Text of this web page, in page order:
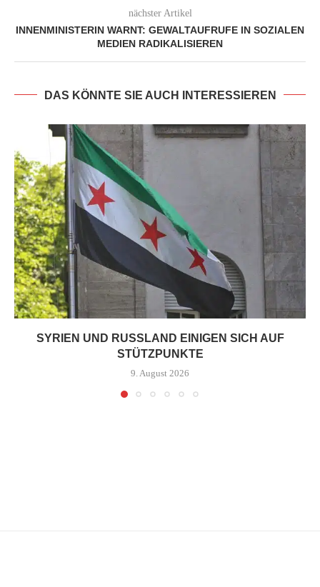
nächster Artikel
INNENMINISTERIN WARNT: GEWALTAUFRUFE IN SOZIALEN
MEDIEN RADIKALISIEREN
DAS KÖNNTE SIE AUCH INTERESSIEREN
SYRIEN UND RUSSLAND EINIGEN SICH AUF
STÜTZPUNKTE
9. August 2026